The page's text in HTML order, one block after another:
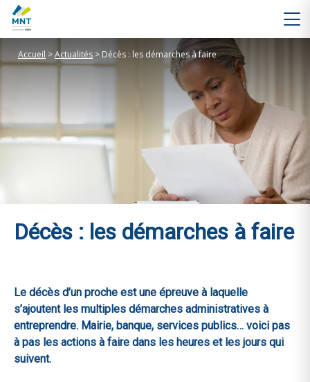
Accueil >Actualités > Décès : les démarches à faire
Décès : les démarches à faire
Le décès d’un proche est une épreuve à laquelle
s’ajoutent les multiples démarches administratives à
entreprendre. Mairie, banque, services publics… voici pas
à pas les actions à faire dans les heures et les jours qui
suivent.